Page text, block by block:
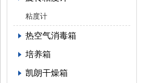
粘度计
热空气消毒箱
培养箱
凯朗干燥箱